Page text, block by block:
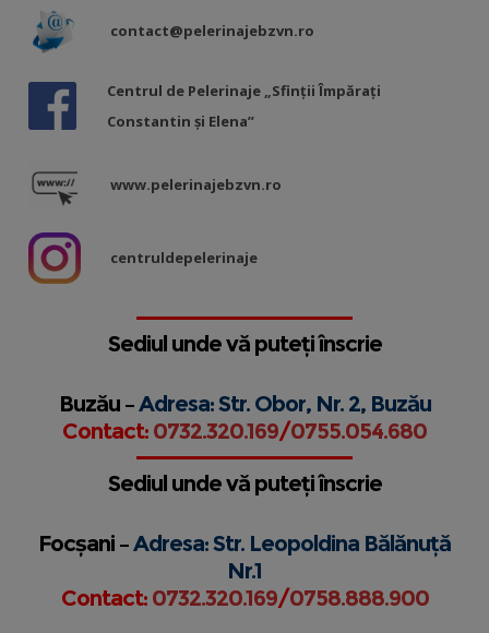
contact@pelerinajebzvn.ro
Centrul de Pelerinaje „Sfinții Împărați
Constantin și Elena”
www.pelerinajebzvn.ro
centruldepelerinaje
Sediul unde vă puteți înscrie
Buzău –Adresa: Str. Obor, Nr. 2, Buzău
Contact: 0732.320.169/0755.054.680
Sediul unde vă puteți înscrie
Focșani –Adresa: Str. Leopoldina Bălănuță
Nr.1
Contact: 0732.320.169/0758.888.900